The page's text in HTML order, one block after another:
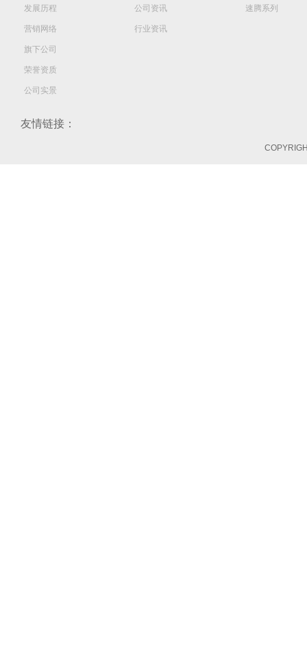
发展历程
营销网络
旗下公司
荣誉资质
公司实景
公司资讯
行业资讯
速腾系列
友情链接：